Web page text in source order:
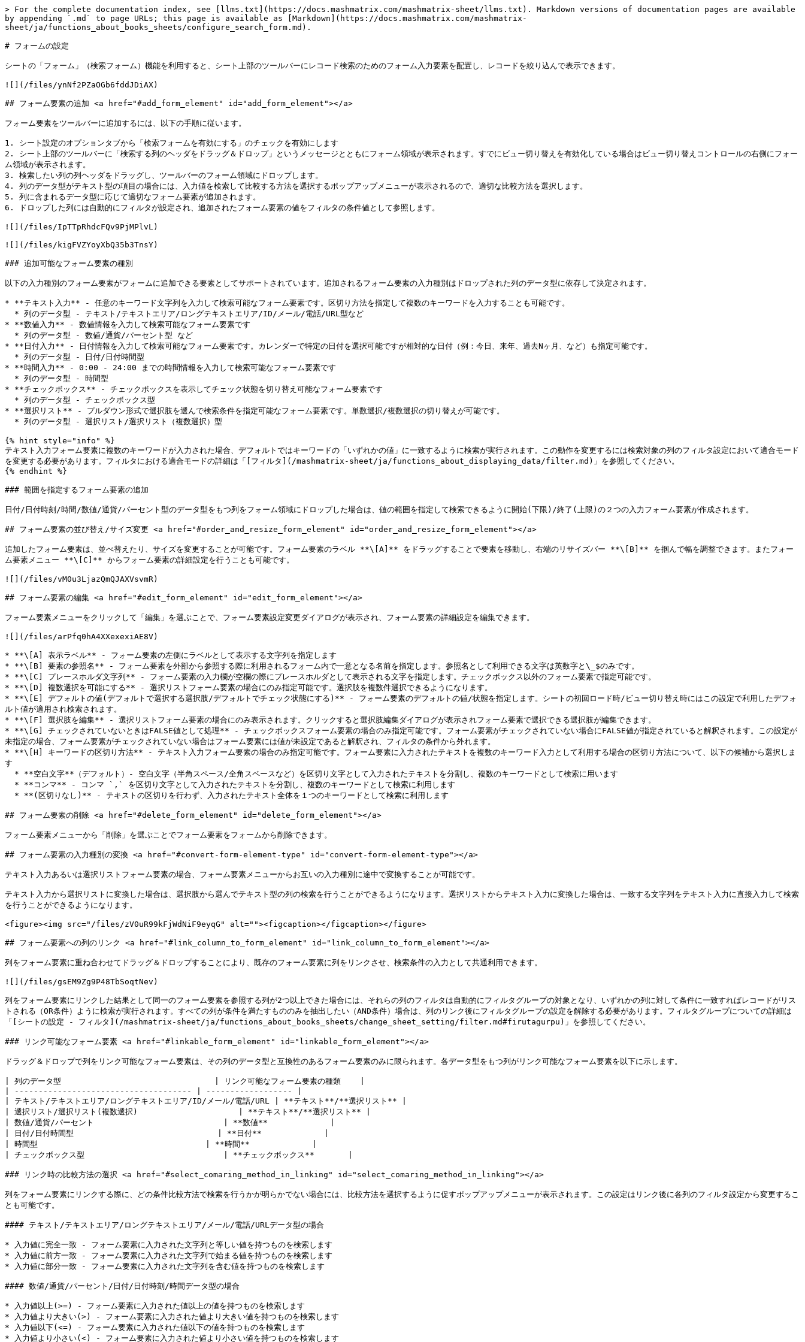
> For the complete documentation index, see [llms.txt](https://docs.mashmatrix.com/mashmatrix-sheet/llms.txt). Markdown versions of documentation pages are available
by appending `.md` to page URLs; this page is available as [Markdown](https://docs.mashmatrix.com/mashmatrix-
sheet/ja/functions_about_books_sheets/configure_search_form.md).
# フォームの設定
シートの「フォーム」（検索フォーム）機能を利用すると、シート上部のツールバーにレコード検索のためのフォーム入力要素を配置し、レコードを絞り込んで表示できます。
![](/files/ynNf2PZaOGb6fddJDiAX)
## フォーム要素の追加 <a href="#add_form_element" id="add_form_element"></a>
フォーム要素をツールバーに追加するには、以下の手順に従います。
1. シート設定のオプションタブから「検索フォームを有効にする」のチェックを有効にします
2. シート上部のツールバーに「検索する列のヘッダをドラッグ＆ドロップ」というメッセージとともにフォーム領域が表示されます。すでにビュー切り替えを有効化している場合はビュー切り替えコントロールの右側にフォー
ム領域が表示されます。
3. 検索したい列の列ヘッダをドラッグし、ツールバーのフォーム領域にドロップします。
4. 列のデータ型がテキスト型の項目の場合には、入力値を検索して比較する方法を選択するポップアップメニューが表示されるので、適切な比較方法を選択します。
5. 列に含まれるデータ型に応じて適切なフォーム要素が追加されます。
6. ドロップした列には自動的にフィルタが設定され、追加されたフォーム要素の値をフィルタの条件値として参照します。
![](/files/IpTTpRhdcFQv9PjMPlvL)
![](/files/kigFVZYoyXbQ35b3TnsY)
### 追加可能なフォーム要素の種別
以下の入力種別のフォーム要素がフォームに追加できる要素としてサポートされています。追加されるフォーム要素の入力種別はドロップされた列のデータ型に依存して決定されます。
* **テキスト入力** - 任意のキーワード文字列を入力して検索可能なフォーム要素です。区切り方法を指定して複数のキーワードを入力することも可能です。
* **数値入力** - 数値情報を入力して検索可能なフォーム要素です
* **日付入力** - 日付情報を入力して検索可能なフォーム要素です。カレンダーで特定の日付を選択可能ですが相対的な日付（例：今日、来年、過去Nヶ月、など）も指定可能です。
* **時間入力** - 0:00 - 24:00 までの時間情報を入力して検索可能なフォーム要素です
* **チェックボックス** - チェックボックスを表示してチェック状態を切り替え可能なフォーム要素です
* **選択リスト** - プルダウン形式で選択肢を選んで検索条件を指定可能なフォーム要素です。単数選択/複数選択の切り替えが可能です。
{% hint style="info" %}
テキスト入力フォーム要素に複数のキーワードが入力された場合、デフォルトではキーワードの「いずれかの値」に一致するように検索が実行されます。この動作を変更するには検索対象の列のフィルタ設定において適合モード
を変更する必要があります。フィルタにおける適合モードの詳細は「[フィルタ](/mashmatrix-sheet/ja/functions_about_displaying_data/filter.md)」を参照してください。
{% endhint %}
### 範囲を指定するフォーム要素の追加
日付/日付時刻/時間/数値/通貨/パーセント型のデータ型をもつ列をフォーム領域にドロップした場合は、値の範囲を指定して検索できるように開始(下限)/終了(上限)の２つの入力フォーム要素が作成されます。
## フォーム要素の並び替え/サイズ変更 <a href="#order_and_resize_form_element" id="order_and_resize_form_element"></a>
追加したフォーム要素は、並べ替えたり、サイズを変更することが可能です。フォーム要素のラベル **\[A]** をドラッグすることで要素を移動し、右端のリサイズバー **\[B]** を掴んで幅を調整できます。またフォー
ム要素メニュー **\[C]** からフォーム要素の詳細設定を行うことも可能です。
![](/files/vM0u3LjazQmQJAXVsvmR)
## フォーム要素の編集 <a href="#edit_form_element" id="edit_form_element"></a>
フォーム要素メニューをクリックして「編集」を選ぶことで、フォーム要素設定変更ダイアログが表示され、フォーム要素の詳細設定を編集できます。
![](/files/arPfq0hA4XXexexiAE8V)
* **\[A] 表示ラベル** - フォーム要素の左側にラベルとして表示する文字列を指定します
* **\[B] 要素の参照名** - フォーム要素を外部から参照する際に利用されるフォーム内で一意となる名前を指定します。参照名として利用できる文字は英数字と\_$のみです。
* **\[C] プレースホルダ文字列** - フォーム要素の入力欄が空欄の際にプレースホルダとして表示される文字を指定します。チェックボックス以外のフォーム要素で指定可能です。
* **\[D] 複数選択を可能にする** - 選択リストフォーム要素の場合にのみ指定可能です。選択肢を複数件選択できるようになります。
* **\[E] デフォルトの値(デフォルトで選択する選択肢/デフォルトでチェック状態にする)** - フォーム要素のデフォルトの値/状態を指定します。シートの初回ロード時/ビュー切り替え時にはこの設定で利用したデフォ
ルト値が適用され検索されます。
* **\[F] 選択肢を編集** - 選択リストフォーム要素の場合にのみ表示されます。クリックすると選択肢編集ダイアログが表示されフォーム要素で選択できる選択肢が編集できます。
* **\[G] チェックされていないときはFALSE値として処理** - チェックボックスフォーム要素の場合のみ指定可能です。フォーム要素がチェックされていない場合にFALSE値が指定されていると解釈されます。この設定が
未指定の場合、フォーム要素がチェックされていない場合はフォーム要素には値が未設定であると解釈され、フィルタの条件から外れます。
* **\[H] キーワードの区切り方法** - テキスト入力フォーム要素の場合のみ指定可能です。フォーム要素に入力されたテキストを複数のキーワード入力として利用する場合の区切り方法について、以下の候補から選択しま
す
## フォーム要素の削除 <a href="#delete_form_element" id="delete_form_element"></a>
フォーム要素メニューから「削除」を選ぶことでフォーム要素をフォームから削除できます。
## フォーム要素の入力種別の変換 <a href="#convert-form-element-type" id="convert-form-element-type"></a>
テキスト入力あるいは選択リストフォーム要素の場合、フォーム要素メニューからお互いの入力種別に途中で変換することが可能です。
テキスト入力から選択リストに変換した場合は、選択肢から選んでテキスト型の列の検索を行うことができるようになります。選択リストからテキスト入力に変換した場合は、一致する文字列をテキスト入力に直接入力して検索
を行うことができるようになります。
<figure><img src="/files/zV0uR99kFjWdNiF9eyqG" alt=""><figcaption></figcaption></figure>
## フォーム要素への列のリンク <a href="#link_column_to_form_element" id="link_column_to_form_element"></a>
列をフォーム要素に重ね合わせてドラッグ＆ドロップすることにより、既存のフォーム要素に列をリンクさせ、検索条件の入力として共通利用できます。
![](/files/gsEM9Zg9P48TbSoqtNev)
列をフォーム要素にリンクした結果として同一のフォーム要素を参照する列が2つ以上できた場合には、それらの列のフィルタは自動的にフィルタグループの対象となり、いずれかの列に対して条件に一致すればレコードがリス
トされる（OR条件）ように検索が実行されます。すべての列が条件を満たすもののみを抽出したい（AND条件）場合は、列のリンク後にフィルタグループの設定を解除する必要があります。フィルタグループについての詳細は
「[シートの設定 - フィルタ](/mashmatrix-sheet/ja/functions_about_books_sheets/change_sheet_setting/filter.md#firutagurpu)」を参照してください。
### リンク可能なフォーム要素 <a href="#linkable_form_element" id="linkable_form_element"></a>
ドラッグ＆ドロップで列をリンク可能なフォーム要素は、その列のデータ型と互換性のあるフォーム要素のみに限られます。各データ型をもつ列がリンク可能なフォーム要素を以下に示します。
| 列のデータ型                                | リンク可能なフォーム要素の種類    |
| ------------------------------------- | ------------------ |
| テキスト/テキストエリア/ロングテキストエリア/ID/メール/電話/URL | **テキスト**/**選択リスト** |
| 選択リスト/選択リスト(複数選択)                     | **テキスト**/**選択リスト** |
| 数値/通貨/パーセント                           | **数値**             |
| 日付/日付時間型                              | **日付**             |
| 時間型                                   | **時間**             |
| チェックボックス型                             | **チェックボックス**       |
### リンク時の比較方法の選択 <a href="#select_comaring_method_in_linking" id="select_comaring_method_in_linking"></a>
列をフォーム要素にリンクする際に、どの条件比較方法で検索を行うかが明らかでない場合には、比較方法を選択するように促すポップアップメニューが表示されます。この設定はリンク後に各列のフィルタ設定から変更するこ
とも可能です。
#### テキスト/テキストエリア/ロングテキストエリア/メール/電話/URLデータ型の場合
* 入力値に完全一致 - フォーム要素に入力された文字列と等しい値を持つものを検索します
* 入力値に前方一致 - フォーム要素に入力された文字列で始まる値を持つものを検索します
* 入力値に部分一致 - フォーム要素に入力された文字列を含む値を持つものを検索します
#### 数値/通貨/パーセント/日付/日付時刻/時間データ型の場合
* 入力値以上(>=) - フォーム要素に入力された値以上の値を持つものを検索します
* 入力値より大きい(>) - フォーム要素に入力された値より大きい値を持つものを検索します
* 入力値以下(<=) - フォーム要素に入力された値以下の値を持つものを検索します
* 入力値より小さい(<) - フォーム要素に入力された値より小さい値を持つものを検索します